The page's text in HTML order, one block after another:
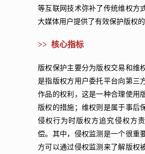
等互联网技术弥补了传统维权方
大媒体用户提供了有效保护版权的
>> 核心指标
版权保护主要分为版权交易和维
是指版权方用户委托平台向第三
作品的权利，这是一种合理使用
版权的措施；维权则是属于事后
侵权行为时版权方追究侵权方
偿。其中，侵权监测是一个很重
方可以通过侵权监测来了解版权